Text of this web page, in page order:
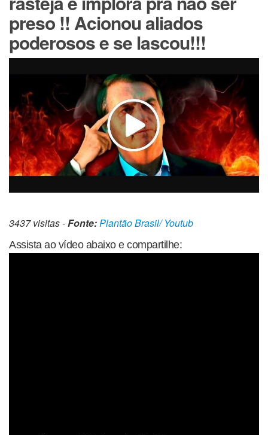
preso !! Acionou aliados
poderosos e se lascou!!!
3437 visitas -Fonte:Plantão Brasil/ Youtub
Assista ao vídeo abaixo e compartilhe: